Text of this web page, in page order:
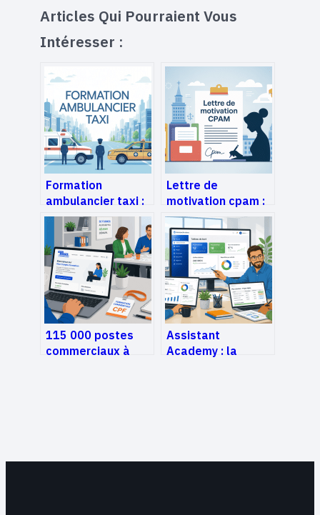
Articles Qui Pourraient Vous
Intéresser :
Formation
ambulancier taxi :
parcours,
financements et
débouchés
Lettre de
motivation cpam :
modèle, conseils
et exemples
convaincants
115 000 postes
commerciaux à
Assistant
Academy : la